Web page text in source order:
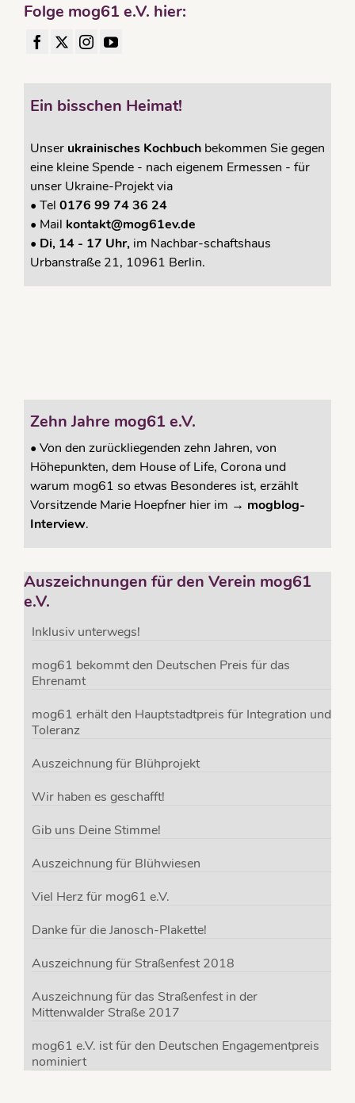
Folge mog61 e.V. hier:
Ein bisschen Heimat!
Unser ukrainisches Kochbuch bekommen Sie gegen
eine kleine Spende - nach eigenem Ermessen - für
unser Ukraine-Projekt via
• Tel 0176 99 74 36 24
• Mail kontakt@mog61ev.de
• Di, 14 - 17 Uhr,im Nachbar-schaftshaus
Urbanstraße 21, 10961 Berlin.
Zehn Jahre mog61 e.V.
• Von den zurückliegenden zehn Jahren, von
Höhepunkten, dem House of Life, Corona und
warum mog61 so etwas Besonderes ist, erzählt
Vorsitzende Marie Hoepfner hier im → mogblog-
Interview.
Auszeichnungen für den Verein mog61
e.V.
Inklusiv unterwegs!
mog61 bekommt den Deutschen Preis für das
Ehrenamt
mog61 erhält den Hauptstadtpreis für Integration und
Toleranz
Auszeichnung für Blühprojekt
Wir haben es geschafft!
Gib uns Deine Stimme!
Auszeichnung für Blühwiesen
Viel Herz für mog61 e.V.
Danke für die Janosch-Plakette!
Auszeichnung für Straßenfest 2018
Auszeichnung für das Straßenfest in der
Mittenwalder Straße 2017
mog61 e.V. ist für den Deutschen Engagementpreis
nominiert